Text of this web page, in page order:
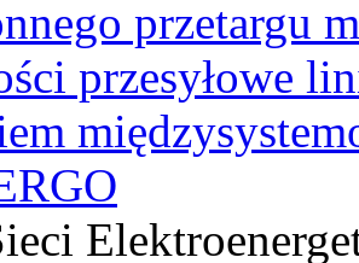
przetargu
przesyłowe